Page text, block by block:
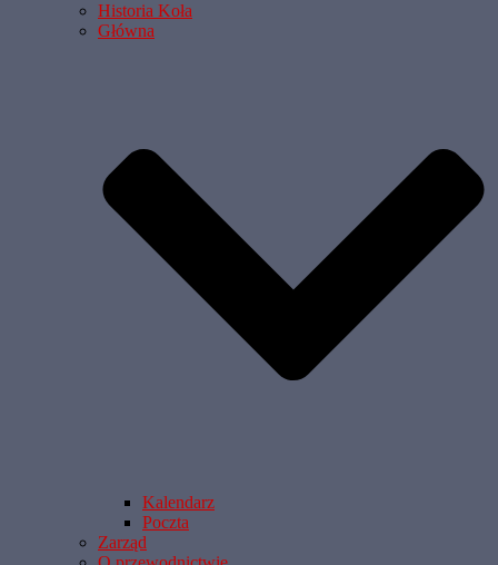
Historia Koła
Główna
Kalendarz
Poczta
Zarząd